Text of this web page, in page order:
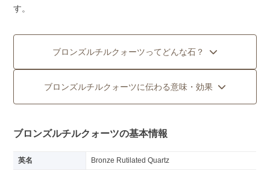
す。
ブロンズルチルクォーツってどんな石？
ブロンズルチルクォーツに伝わる意味・効果
ブロンズルチルクォーツの基本情報
英名 Bronze Rutilated Quartz